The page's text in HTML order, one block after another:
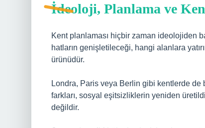
İdeoloji, Planlama ve
Kent planlaması hiçbir zaman ideolojiden
hatların genişletileceği, hangi alanlara
ürünüdür.
Londra, Paris veya Berlin gibi kentlerde de
farkları, sosyal eşitsizliklerin yeniden
değildir.